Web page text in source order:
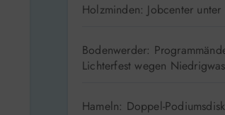
Holzminden: Jobcenter unter
Bodenwerder:
Lichterfest wegen
Hameln: Doppel-